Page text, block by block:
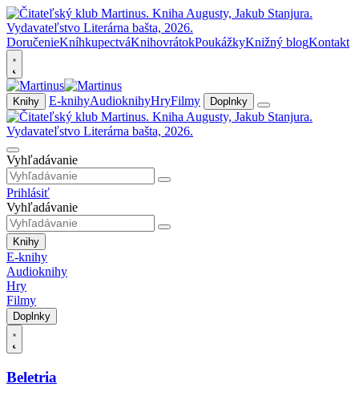
DoručenieKníhkupectváKnihovrátokPoukážkyKnižný blogKontakt
Knihy E-knihyAudioknihyHryFilmy Doplnky
Vyhľadávanie
Prihlásiť
Vyhľadávanie
Knihy
E-knihy
Audioknihy
Hry
Filmy
Doplnky
Beletria